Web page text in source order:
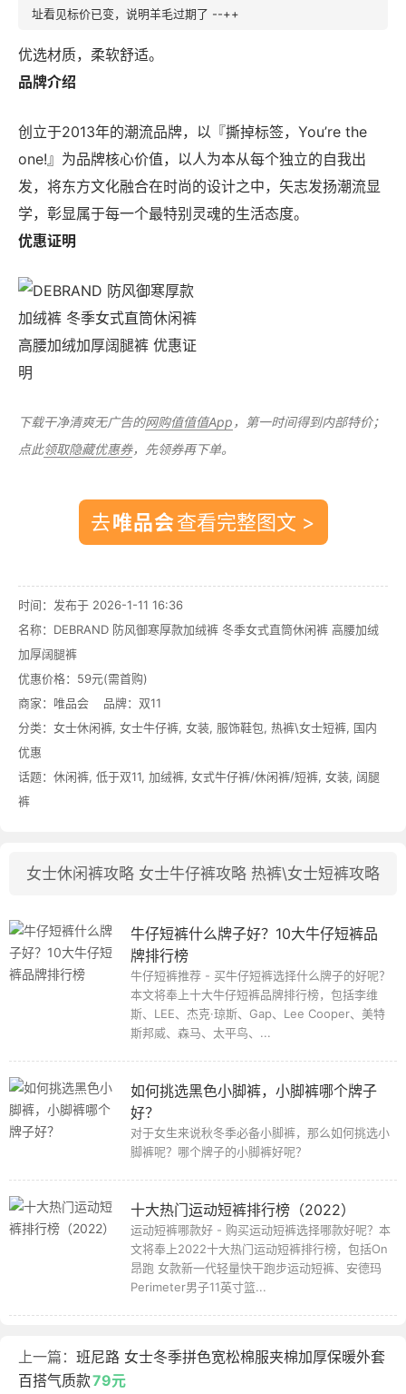
址看见标价已变，说明羊毛过期了 --++
优选材质，柔软舒适。
品牌介绍
创立于2013年的潮流品牌，以『撕掉标签，You’re the
one!』为品牌核心价值，以人为本从每个独立的自我出
发，将东方文化融合在时尚的设计之中，矢志发扬潮流显
学，彰显属于每一个最特别灵魂的生活态度。
优惠证明
下载干净清爽无广告的网购值值值App ，第一时间得到内部特价；
点此领取隐藏优惠券，先领券再下单。
去 查看完整图文 >
时间：发布于 2026-1-11 16:36
名称： DEBRAND 防风御寒厚款加绒裤 冬季女式直筒休闲裤 高腰加绒
加厚阔腿裤
优惠价格： 59元(需首购)
商家： 唯品会 品牌： 双11
分类： 女士休闲裤, 女士牛仔裤, 女装, 服饰鞋包, 热裤\女士短裤, 国内
优惠
话题： 休闲裤, 低于双11, 加绒裤, 女式牛仔裤/休闲裤/短裤, 女装, 阔腿
裤
女士休闲裤攻略 女士牛仔裤攻略 热裤\女士短裤攻略
牛仔短裤什么牌子好？10大牛仔短裤品
牌排行榜
牛仔短裤推荐 - 买牛仔短裤选择什么牌子的好呢？
本文将奉上十大牛仔短裤品牌排行榜，包括李维
斯、LEE、杰克·琼斯、Gap、Lee Cooper、美特
斯邦威、森马、太平鸟、...
如何挑选黑色小脚裤，小脚裤哪个牌子
好？
对于女生来说秋冬季必备小脚裤，那么如何挑选小
脚裤呢？哪个牌子的小脚裤好呢？
十大热门运动短裤排行榜（2022）
运动短裤哪款好 - 购买运动短裤选择哪款好呢？本
文将奉上2022十大热门运动短裤排行榜，包括On
昂跑 女款新一代轻量快干跑步运动短裤、安德玛
Perimeter男子11英寸篮...
上一篇： 班尼路 女士冬季拼色宽松棉服夹棉加厚保暖外套
百搭气质款79元